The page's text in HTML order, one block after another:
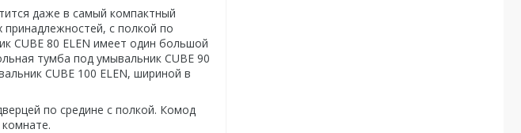
даже в самый компактный
принадлежностей, с полкой по
CUBE 80 ELEN имеет один большой
тумба под умывальник CUBE 90
CUBE 100 ELEN, шириной в
по средине с полкой. Комод